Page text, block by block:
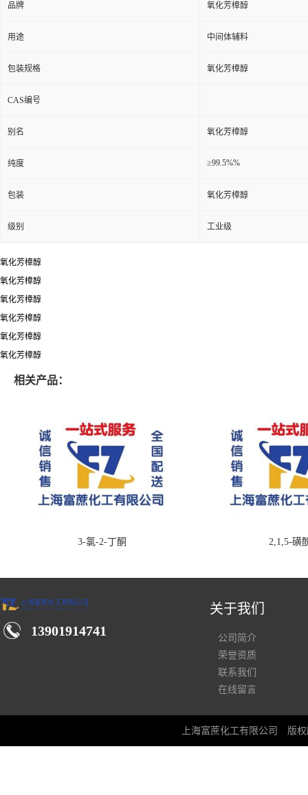
品牌 氧化芳樟醇
用途 中间体辅料
包装规格 氧化芳樟醇
CAS编号
别名 氧化芳樟醇
纯度 ≥99.5%%
包装 氧化芳樟醇
级别 工业级
氧化芳樟醇
氧化芳樟醇
氧化芳樟醇
氧化芳樟醇
氧化芳樟醇
氧化芳樟醇
相关产品：
3-氯-2-丁酮 2,1,5-磺
13901914741
关于我们
公司简介
荣誉资质
联系我们
在线留言
上海富蔗化工有限公司 版